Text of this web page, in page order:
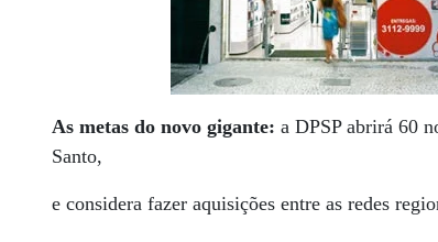
As metas do novo gigante:a DPSP abrirá 60
Santo,
e considera fazer aquisições entre as redes